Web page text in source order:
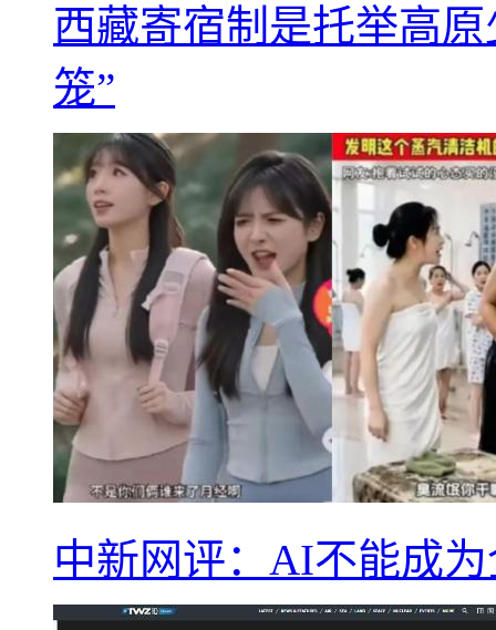
西藏寄宿制是托举高
笼”
中新网评：AI不能成